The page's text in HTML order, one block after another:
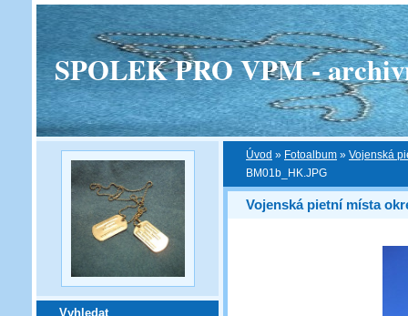
SPOLEK PRO VPM -
Vyhledat
Úvod » Fotoalbum » Vojenská
BM01b_HK.JPG
Vojenská pietní místa